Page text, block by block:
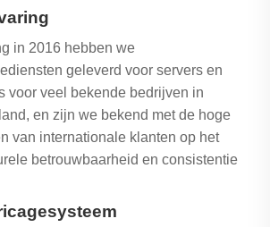
in 2016 hebben we
geleverd voor servers en
voor veel bekende bedrijven in
en zijn we bekend met de hoge
van internationale klanten op het
betrouwbaarheid en consistentie